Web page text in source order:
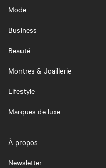
Mode
Business
Beauté
Montres & Joaillerie
Lifestyle
Marques de luxe
À propos
Newsletter